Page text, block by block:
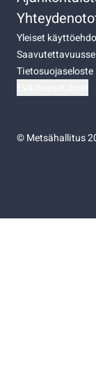
Yleiset
Tietosuojaseloste
©Metsähallitus